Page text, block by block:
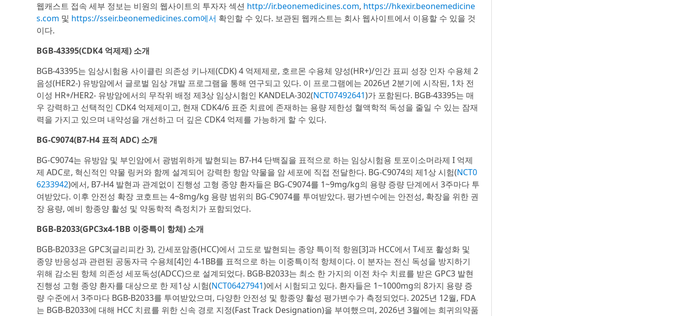
웹캐스트 접속 세부 정보는 비원의 웹사이트의 투자자 섹션 http://ir.beonemedicines.com, https://hkexir.beonemedicine
s.com 및 https://sseir.beonemedicines.com에서 확인할 수 있다. 보관된 웹캐스트는 회사 웹사이트에서 이용할 수 있을 것
이다.
BGB-43395(CDK4 억제제) 소개
BGB-43395는 임상시험용 사이클린 의존성 키나제(CDK) 4 억제제로, 호르몬 수용체 양성(HR+)/인간 표피 성장 인자 수용체 2
음성(HER2-) 유방암에서 글로벌 임상 개발 프로그램을 통해 연구되고 있다. 이 프로그램에는 2026년 2분기에 시작된, 1차 전
이성 HR+/HER2- 유방암에서의 무작위 배정 제3상 임상시험인 KANDELA-302(NCT07492641)가 포함된다. BGB-43395는 매
우 강력하고 선택적인 CDK4 억제제이고, 현재 CDK4/6 표준 치료에 존재하는 용량 제한성 혈액학적 독성을 줄일 수 있는 잠재
력을 가지고 있으며 내약성을 개선하고 더 깊은 CDK4 억제를 가능하게 할 수 있다.
BG-C9074(B7-H4 표적 ADC) 소개
BG-C9074는 유방암 및 부인암에서 광범위하게 발현되는 B7-H4 단백질을 표적으로 하는 임상시험용 토포이소머라제 I 억제
제 ADC로, 혁신적인 약물 링커와 함께 설계되어 강력한 항암 약물을 암 세포에 직접 전달한다. BG-C9074의 제1상 시험(NCT0
6233942)에서, B7-H4 발현과 관계없이 진행성 고형 종양 환자들은 BG-C9074를 1~9mg/kg의 용량 증량 단계에서 3주마다 투
여받았다. 이후 안전성 확장 코호트는 4~8mg/kg 용량 범위의 BG-C9074를 투여받았다. 평가변수에는 안전성, 확장을 위한 권
장 용량, 예비 항종양 활성 및 약동학적 측정치가 포함되었다.
BGB-B2033(GPC3x4-1BB 이중특이 항체) 소개
BGB-B2033은 GPC3(글리피칸 3), 간세포암종(HCC)에서 고도로 발현되는 종양 특이적 항원[3]과 HCC에서 T세포 활성화 및
종양 반응성과 관련된 공동자극 수용체[4]인 4-1BB를 표적으로 하는 이중특이적 항체이다. 이 분자는 전신 독성을 방지하기
위해 감소된 항체 의존성 세포독성(ADCC)으로 설계되었다. BGB-B2033는 최소 한 가지의 이전 차수 치료를 받은 GPC3 발현
진행성 고형 종양 환자를 대상으로 한 제1상 시험(NCT06427941)에서 시험되고 있다. 환자들은 1~1000mg의 8가지 용량 증
량 수준에서 3주마다 BGB-B2033를 투여받았으며, 다양한 안전성 및 항종양 활성 평가변수가 측정되었다. 2025년 12월, FDA
는 BGB-B2033에 대해 HCC 치료를 위한 신속 경로 지정(Fast Track Designation)을 부여했으며, 2026년 3월에는 희귀의약품